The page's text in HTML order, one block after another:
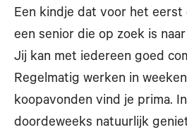
Een kindje dat voor het
een senior die op zoek is
Jij kan met iedereen goed
Regelmatig werken in
koopavonden vind je prima.
doordeweeks natuurlijk